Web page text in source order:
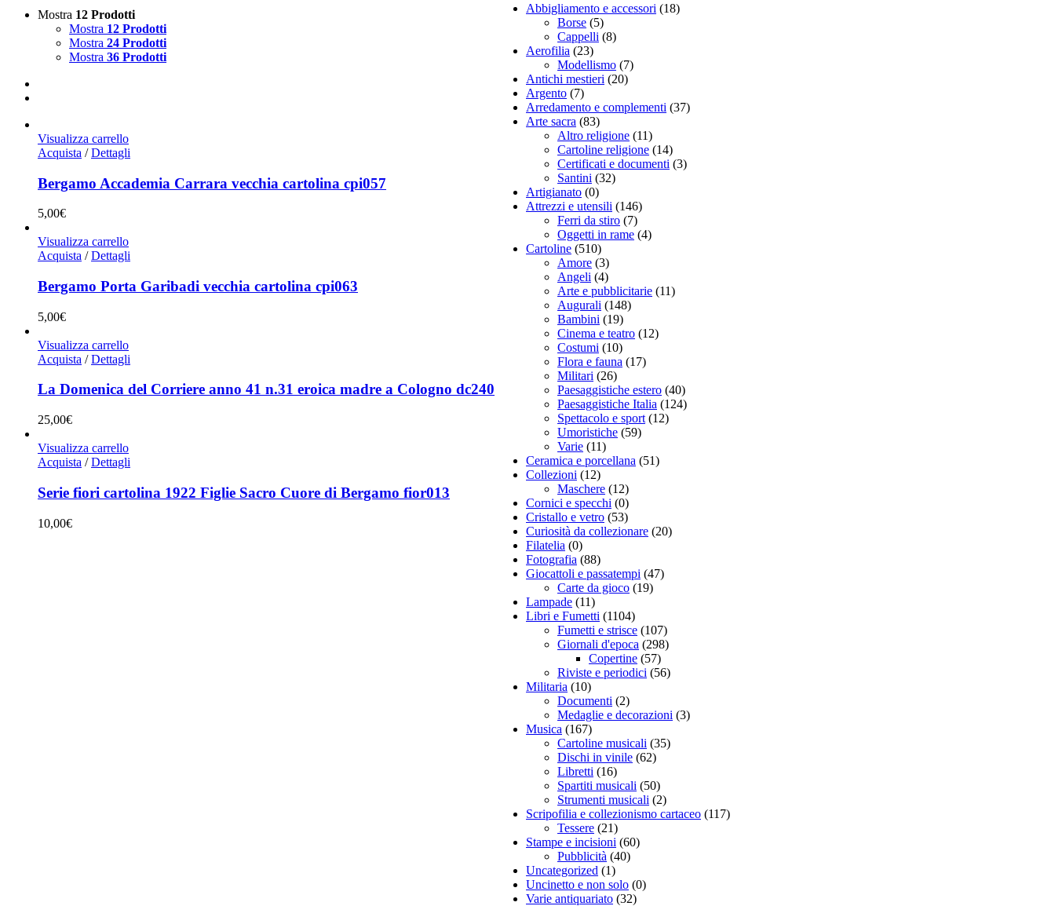
Mostra 12 Prodotti
Mostra 12 Prodotti
Mostra 24 Prodotti
Mostra 36 Prodotti
Visualizza carrello
Acquista / Dettagli
Bergamo Accademia Carrara vecchia cartolina cpi057
5,00€
Visualizza carrello
Acquista / Dettagli
Bergamo Porta Garibadi vecchia cartolina cpi063
5,00€
Visualizza carrello
Acquista / Dettagli
La Domenica del Corriere anno 41 n.31 eroica madre a Cologno dc240
25,00€
Visualizza carrello
Acquista / Dettagli
Serie fiori cartolina 1922 Figlie Sacro Cuore di Bergamo fior013
10,00€
Abbigliamento e accessori (18)
Borse (5)
Cappelli (8)
Aerofilia (23)
Modellismo (7)
Antichi mestieri (20)
Argento (7)
Arredamento e complementi (37)
Arte sacra (83)
Altro religione (11)
Cartoline religione (14)
Certificati e documenti (3)
Santini (32)
Artigianato (0)
Attrezzi e utensili (146)
Ferri da stiro (7)
Oggetti in rame (4)
Cartoline (510)
Amore (3)
Angeli (4)
Arte e pubblicitarie (11)
Augurali (148)
Bambini (19)
Cinema e teatro (12)
Costumi (10)
Flora e fauna (17)
Militari (26)
Paesaggistiche estero (40)
Paesaggistiche Italia (124)
Spettacolo e sport (12)
Umoristiche (59)
Varie (11)
Ceramica e porcellana (51)
Collezioni (12)
Maschere (12)
Cornici e specchi (0)
Cristallo e vetro (53)
Curiosità da collezionare (20)
Filatelia (0)
Fotografia (88)
Giocattoli e passatempi (47)
Carte da gioco (19)
Lampade (11)
Libri e Fumetti (1104)
Fumetti e strisce (107)
Giornali d'epoca (298)
Copertine (57)
Riviste e periodici (56)
Militaria (10)
Documenti (2)
Medaglie e decorazioni (3)
Musica (167)
Cartoline musicali (35)
Dischi in vinile (62)
Libretti (16)
Spartiti musicali (50)
Strumenti musicali (2)
Scripofilia e collezionismo cartaceo (117)
Tessere (21)
Stampe e incisioni (60)
Pubblicità (40)
Uncategorized (1)
Uncinetto e non solo (0)
Varie antiquariato (32)